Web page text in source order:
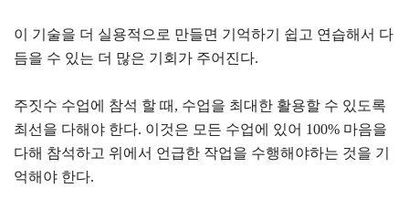
이 기술을 더 실용적으로 만들면 기억하기 쉽고 연습해서 다
듬을 수 있는 더 많은 기회가 주어진다.
주짓수 수업에 참석 할 때, 수업을 최대한 활용할 수 있도록
최선을 다해야 한다. 이것은 모든 수업에 있어 100% 마음을
다해 참석하고 위에서 언급한 작업을 수행해야하는 것을 기
억해야 한다.